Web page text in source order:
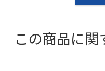
この商品に